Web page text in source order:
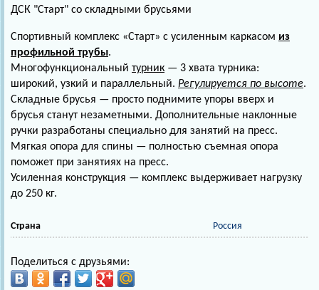
ДСК "Старт" со складными брусьями
Спортивный комплекс «Старт» с усиленным каркасом из
профильной трубы.
Многофункциональный турник — 3 хвата турника:
широкий, узкий и параллельный. Регулируется по высоте.
Складные брусья — просто поднимите упоры вверх и
брусья станут незаметными. Дополнительные наклонные
ручки разработаны специально для занятий на пресс.
Мягкая опора для спины — полностью съемная опора
поможет при занятиях на пресс.
Усиленная конструкция — комплекс выдерживает нагрузку
до 250 кг.
Страна Россия
Поделиться с друзьями: